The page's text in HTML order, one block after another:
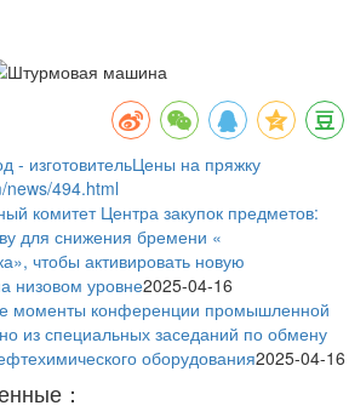
- изготовительЦены на пряжку
news/494.html
комитет Центра закупок предметов:
для снижения бремени «
чтобы активировать новую
низовом уровне2025-04-16
моменты конференции промышленной
из специальных заседаний по обмену
оборудования2025-04-16
：